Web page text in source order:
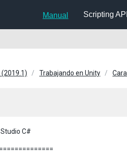
Manual Scripting API
(2019.1) Trabajando en Unity
C#